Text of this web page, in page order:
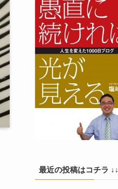
最近の投稿はコチラ ↓↓